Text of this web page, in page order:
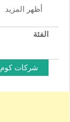
أظهر المزيد
الفئة
شركات كوم